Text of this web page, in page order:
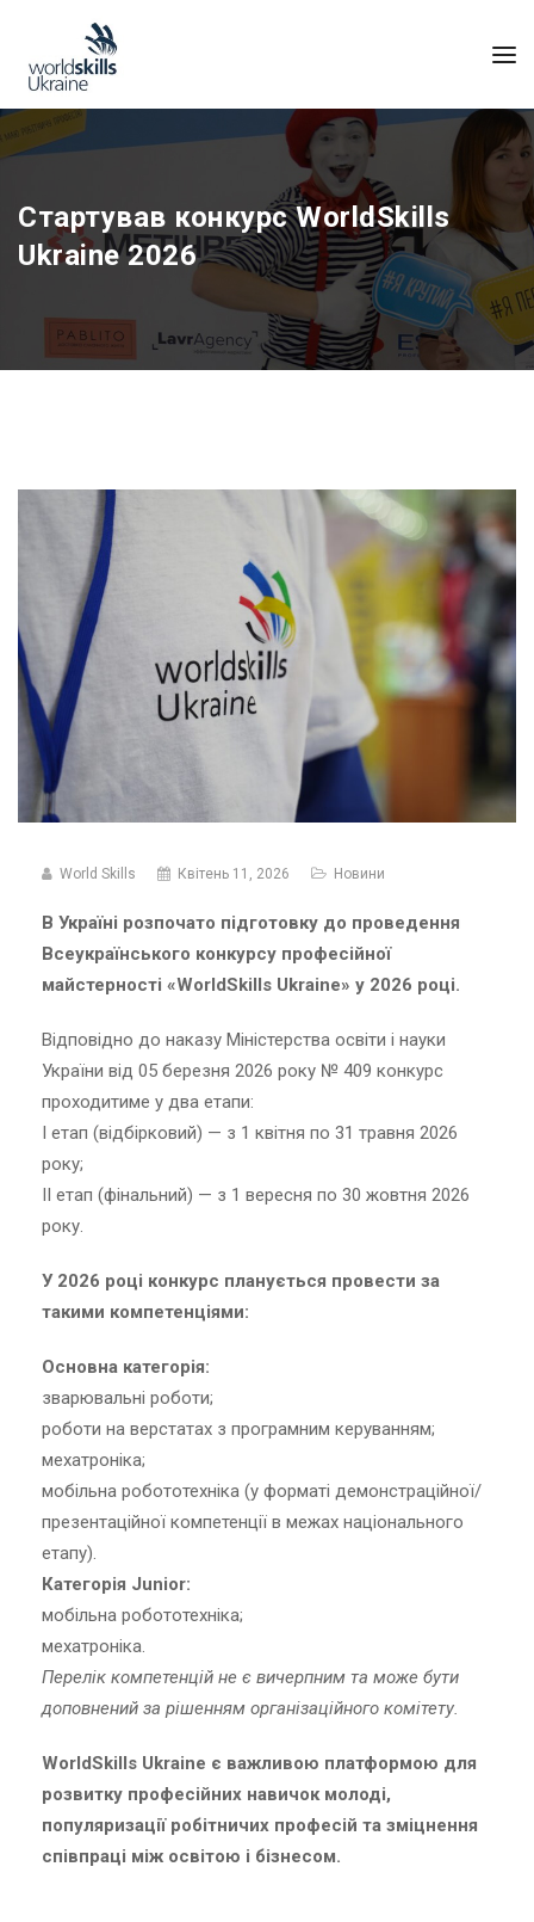
Стартував конкурс WorldSkills
Ukraine 2026
World Skills Квітень 11, 2026 Новини
В Україні розпочато підготовку до проведення
Всеукраїнського конкурсу професійної
майстерності «WorldSkills Ukraine» у 2026 році.
Відповідно до наказу Міністерства освіти і науки
України від 05 березня 2026 року № 409 конкурс
проходитиме у два етапи:
І етап (відбірковий) — з 1 квітня по 31 травня 2026
року;
ІІ етап (фінальний) — з 1 вересня по 30 жовтня 2026
року.
У 2026 році конкурс планується провести за
такими компетенціями:
Основна категорія:
зварювальні роботи;
роботи на верстатах з програмним керуванням;
мехатроніка;
мобільна робототехніка (у форматі демонстраційної/
презентаційної компетенції в межах національного
етапу).
Категорія Junior:
мобільна робототехніка;
мехатроніка.
Перелік компетенцій не є вичерпним та може бути
доповнений за рішенням організаційного комітету.
WorldSkills Ukraine є важливою платформою для
розвитку професійних навичок молоді,
популяризації робітничих професій та зміцнення
співпраці між освітою і бізнесом.